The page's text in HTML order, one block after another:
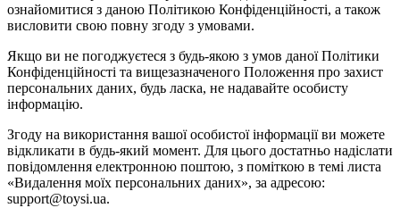
ознайомитися з даною Політикою Конфіденційності, а також
висловити свою повну згоду з умовами.
Якщо ви не погоджуєтеся з будь-якою з умов даної Політики
Конфіденційності та вищезазначеного Положення про захист
персональних даних, будь ласка, не надавайте особисту
інформацію.
Згоду на використання вашої особистої інформації ви можете
відкликати в будь-який момент. Для цього достатньо надіслати
повідомлення електронною поштою, з поміткою в темі листа
«Видалення моїх персональних даних», за адресою:
support@toysi.ua.